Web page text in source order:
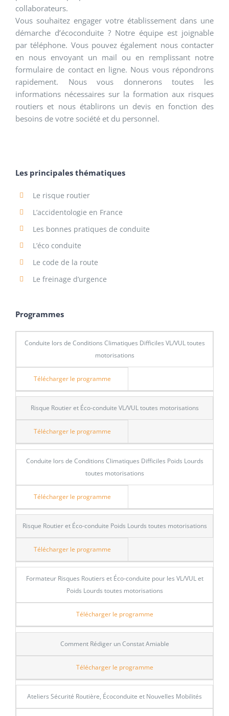
collaborateurs.
Vous souhaitez engager votre établissement dans une
démarche d’écoconduite ? Notre équipe est joignable
par téléphone. Vous pouvez également nous contacter
en nous envoyant un mail ou en remplissant notre
formulaire de contact en ligne. Nous vous répondrons
rapidement. Nous vous donnerons toutes les
informations nécessaires sur la formation aux risques
routiers et nous établirons un devis en fonction des
besoins de votre société et du personnel.
Les principales thématiques
Le risque routier
L’accidentologie en France
Les bonnes pratiques de conduite
L’éco conduite
Le code de la route
Le freinage d’urgence
Programmes
Conduite lors de Conditions Climatiques Difficiles VL/VUL toutes
motorisations
Télécharger le programme
Risque Routier et Éco-conduite VL/VUL toutes motorisations
Télécharger le programme
Conduite lors de Conditions Climatiques Difficiles Poids Lourds
toutes motorisations
Télécharger le programme
Risque Routier et Éco-conduite Poids Lourds toutes motorisations
Télécharger le programme
Formateur Risques Routiers et Éco-conduite pour les VL/VUL et
Poids Lourds toutes motorisations
Télécharger le programme
Comment Rédiger un Constat Amiable
Télécharger le programme
Ateliers Sécurité Routière, Écoconduite et Nouvelles Mobilités